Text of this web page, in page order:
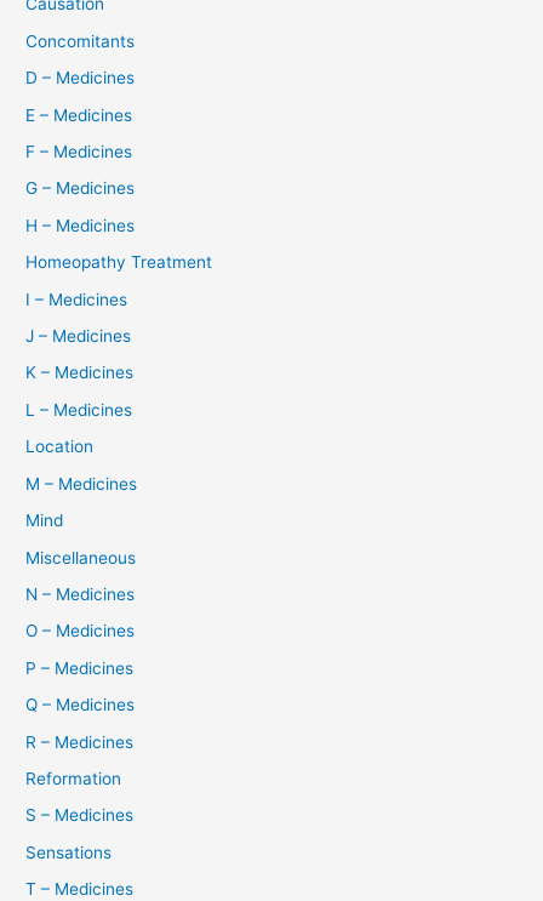
Causation
Concomitants
D – Medicines
E – Medicines
F – Medicines
G – Medicines
H – Medicines
Homeopathy Treatment
I – Medicines
J – Medicines
K – Medicines
L – Medicines
Location
M – Medicines
Mind
Miscellaneous
N – Medicines
O – Medicines
P – Medicines
Q – Medicines
R – Medicines
Reformation
S – Medicines
Sensations
T – Medicines